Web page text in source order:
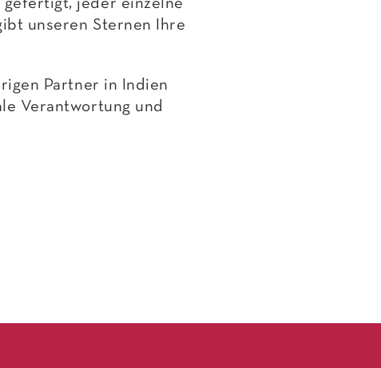
gefertigt, jeder einzelne
unseren Sternen Ihre
Partner in Indien
Verantwortung und